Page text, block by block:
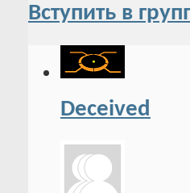
Вступить в
Deceived